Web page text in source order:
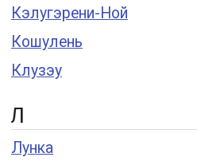
Кэлугэрени-Ной
Кошулень
Клузэу
Л
Лунка